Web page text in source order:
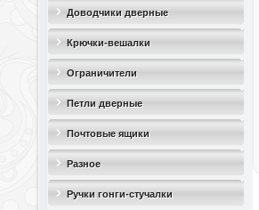
Доводчики дверные
Крючки-вешалки
Ограничители
дверные(стопоры)
Петли дверные
Почтовые ящики
Разное
Ручки гонги-стучалки